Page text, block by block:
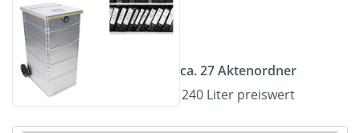
ca. 27 Aktenordner
240 Liter preiswert